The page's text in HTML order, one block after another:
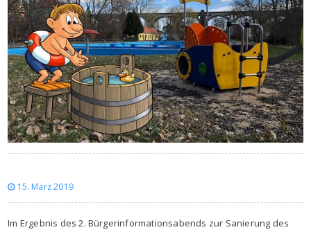
15. März 2019
Im Ergebnis des 2. Bürgerinformationsabends zur Sanierung des